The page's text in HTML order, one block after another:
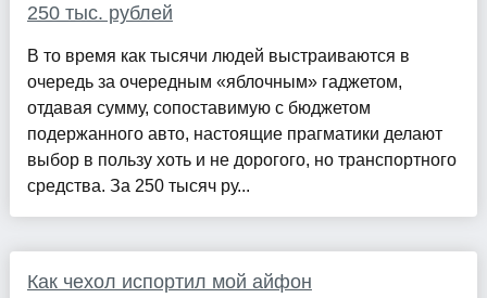
250 тыс. рублей
В то время как тысячи людей выстраиваются в
очередь за очередным «яблочным» гаджетом,
отдавая сумму, сопоставимую с бюджетом
подержанного авто, настоящие прагматики делают
выбор в пользу хоть и не дорогого, но транспортного
средства. За 250 тысяч ру...
Как чехол испортил мой айфон